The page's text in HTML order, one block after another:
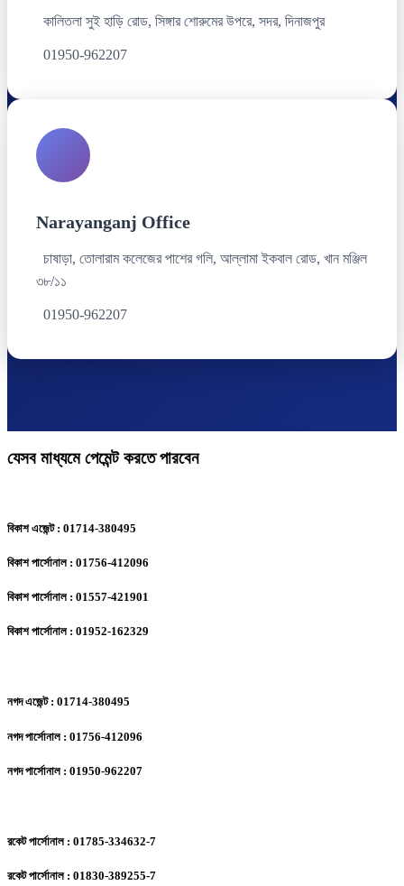
কালিতলা সুই হাড়ি রোড, সিঙ্গার শোরুমের উপরে, সদর, দিনাজপুর
01950-962207
Narayanganj Office
চাষাড়া, তোলারাম কলেজের পাশের গলি, আল্লামা ইকবাল রোড, খান মঞ্জিল
৩৮/১১
01950-962207
যেসব মাধ্যমে পেমেন্ট করতে পারবেন
বিকাশ এজেন্ট : 01714-380495
বিকাশ পার্সোনাল : 01756-412096
বিকাশ পার্সোনাল : 01557-421901
বিকাশ পার্সোনাল : 01952-162329
নগদ এজেন্ট : 01714-380495
নগদ পার্সোনাল : 01756-412096
নগদ পার্সোনাল : 01950-962207
রকেট পার্সোনাল : 01785-334632-7
রকেট পার্সোনাল : 01830-389255-7